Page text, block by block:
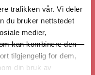
trafikken vår. Vi deler
du bruker nettstedet
medier,
kan kombinere den
tilgjengelig for dem,
din bruk av